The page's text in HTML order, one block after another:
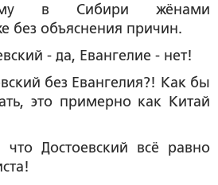
в Сибири жёнами
без объяснения причин.
- да, Евангелие - нет!
без Евангелия?! Как бы
это примерно как Китай
что Достоевский всё равно